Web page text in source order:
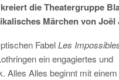
die Theatergruppe
Märchen von Joël
FabelLes
ein engagiertes und
Alles Alles beginnt mit